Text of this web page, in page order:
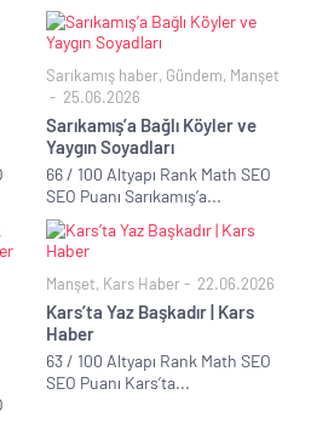
Sarıkamış haber, Gündem, Manşet
25.06.2026
Sarıkamış’a Bağlı Köyler ve
Yaygın Soyadları
66 / 100 Altyapı Rank Math SEO
SEO Puanı Sarıkamış’a...
Manşet, Kars Haber 22.06.2026
Kars’ta Yaz Başkadır | Kars
Haber
63 / 100 Altyapı Rank Math SEO
SEO Puanı Kars’ta...